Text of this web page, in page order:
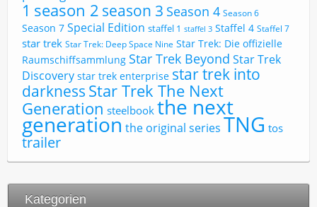
1 season 2 season 3 Season 4 Season 6
Season 7 Special Edition staffel 1 staffel 3 Staffel 4 Staffel 7
star trek Star Trek: Deep Space Nine Star Trek: Die offizielle
Raumschiffsammlung Star Trek Beyond Star Trek
Discovery star trek enterprise star trek into
darkness Star Trek The Next
Generation steelbook the next
generation the original series TNG tos
trailer
Kategorien